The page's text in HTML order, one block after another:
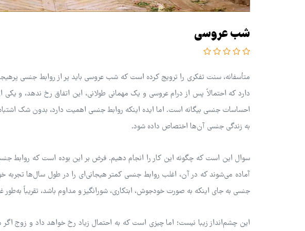
شب عروسی
متأسفانه، سنت تفکری را ترویج کرده است که شب عروسی باید پر از روابط جنسی
دارد که احتمالاً پس از درام عروسی و یک مهمانی طولانی، این اتفاق رخ ندهد، و
احساسات جنسی بیگانه است. اما ایده اینکه روابط جنسی اهمیت دارد، بدون شک
به زندگی جنسی آن‌ها اختصاص داده شود.
سوال این است که چگونه این کار را انجام دهیم. فرض بر این بوده است که روابط
آماده می‌شوند که در آن، اغلب روابط جنسی کمتر هیجانی‌ای را در طول سال‌ها
جنسی به جای اینکه به صورت خودجوش، ابتکاری، شورانگیز و مداوم باشد، تقریباً به‌طور
این چشم‌انداز زیبا نیست؛ اما چیزی است که به احتمال زیاد رخ خواهد داد و زوج